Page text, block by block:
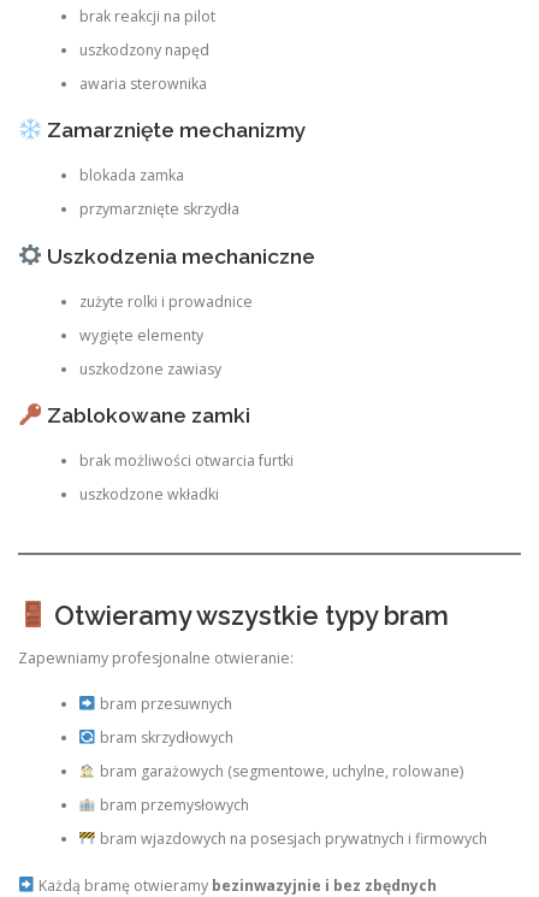
brak reakcji na pilot
uszkodzony napęd
awaria sterownika
Zamarznięte mechanizmy
blokada zamka
przymarznięte skrzydła
Uszkodzenia mechaniczne
zużyte rolki i prowadnice
wygięte elementy
uszkodzone zawiasy
Zablokowane zamki
brak możliwości otwarcia furtki
uszkodzone wkładki
Otwieramy wszystkie typy bram
Zapewniamy profesjonalne otwieranie:
bram przesuwnych
bram skrzydłowych
bram garażowych (segmentowe, uchylne, rolowane)
bram przemysłowych
bram wjazdowych na posesjach prywatnych i firmowych
Każdą bramę otwieramy bezinwazyjnie i bez zbędnych